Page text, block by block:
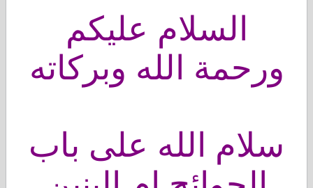
السلام عليكم
ورحمة الله وبركاته
سلام الله على باب